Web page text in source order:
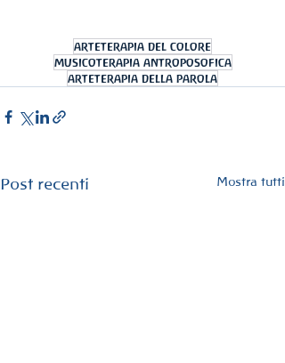
arteterapia del colore
musicoterapia antroposofica
arteterapia della parola
Post recenti Mostra tutti